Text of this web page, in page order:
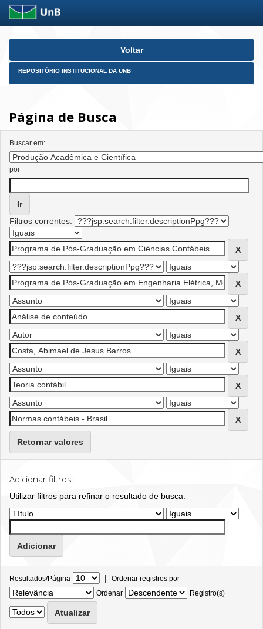
Skip
Voltar
REPOSITÓRIO INSTITUCIONAL DA UNB
Página de Busca
Buscar em:
por
Filtros correntes:
Retornar valores
Adicionar filtros:
Utilizar filtros para refinar o resultado de busca.
Resultados/Página | Ordenar registros por
Ordenar
Registro(s)